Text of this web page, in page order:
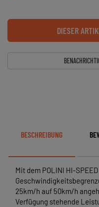
DIESER
BESCHREIBUNG
Mit dem POLINI HI-
25km/h auf 50km/h
Verfügung stehende